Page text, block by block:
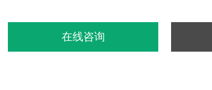
在线咨询